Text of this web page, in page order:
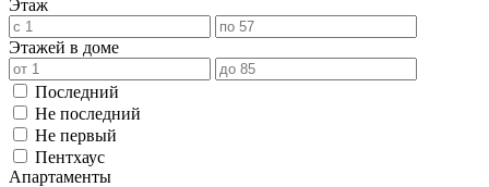
Этаж
Этажей в доме
Последний
Не последний
Не первый
Пентхаус
Апартаменты